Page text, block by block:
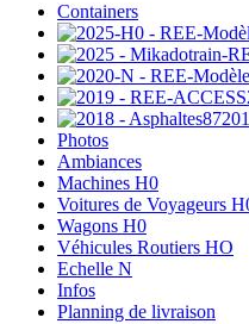
Containers
Photos
Ambiances
Machines H0
Voitures de Voyageurs
Wagons H0
Véhicules Routiers HO
Echelle N
Infos
Planning de livraison